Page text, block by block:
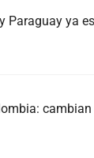
Paraguay ya